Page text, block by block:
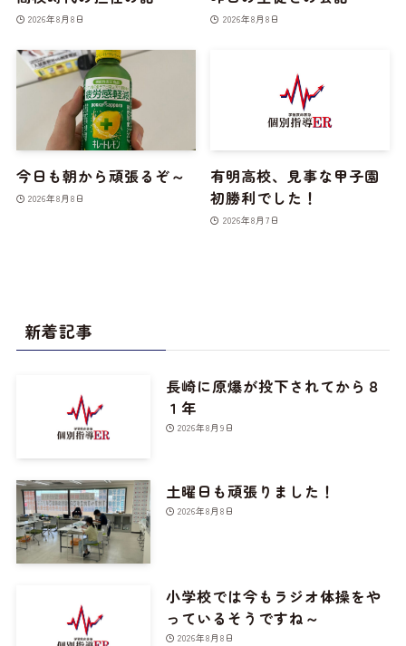
2026年8月8日 2026年8月8日
今日も朝から頑張るぞ～
2026年8月8日
有明高校、見事な甲子園
初勝利でした！
2026年8月7日
新着記事
長崎に原爆が投下されてから８
１年
2026年8月9日
土曜日も頑張りました！
2026年8月8日
小学校では今もラジオ体操をや
っているそうですね～
2026年8月8日